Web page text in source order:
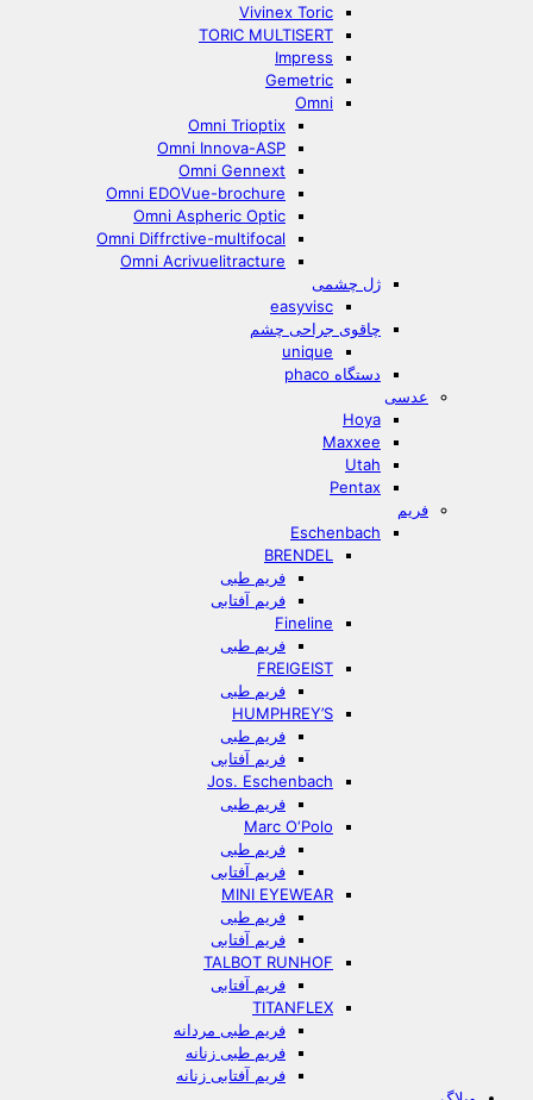
Vivinex Toric
TORIC MULTISERT
Impress
Gemetric
Omni
Omni Trioptix
Omni Innova-ASP
Omni Gennext
Omni EDOVue-brochure
Omni Aspheric Optic
Omni Diffrctive-multifocal
Omni Acrivuelitracture
ژل چشمی
easyvisc
چاقوی جراحی چشم
unique
دستگاه phaco
عدسی
Hoya
Maxxee
Utah
Pentax
فریم
Eschenbach
BRENDEL
فریم طبی
فریم آفتابی
Fineline
فریم طبی
FREIGEIST
فریم طبی
HUMPHREY’S
فریم طبی
فریم آفتابی
Jos. Eschenbach
فریم طبی
Marc O‘Polo
فریم طبی
فریم آفتابی
MINI EYEWEAR
فریم طبی
فریم آفتابی
TALBOT RUNHOF
فریم آفتابی
TITANFLEX
فریم طبی مردانه
فریم طبی زنانه
فریم آفتابی زنانه